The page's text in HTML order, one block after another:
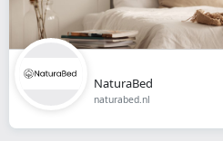
NaturaBed
naturabed.nl